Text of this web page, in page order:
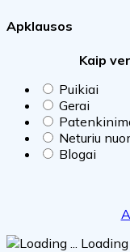
Apklausos
Kaip
Puikiai
Gerai
Neturiu
Blogai
Loading ...